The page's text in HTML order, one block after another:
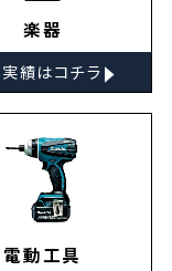
楽器
績はコチラ ▸
電動工具